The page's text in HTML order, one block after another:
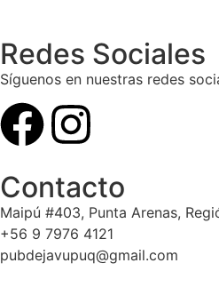
Redes Sociales
Síguenos en nuestras redes
Contacto
Maipú #403, Punta Arenas,
+56 9 7976 4121
pubdejavupuq@gmail.com